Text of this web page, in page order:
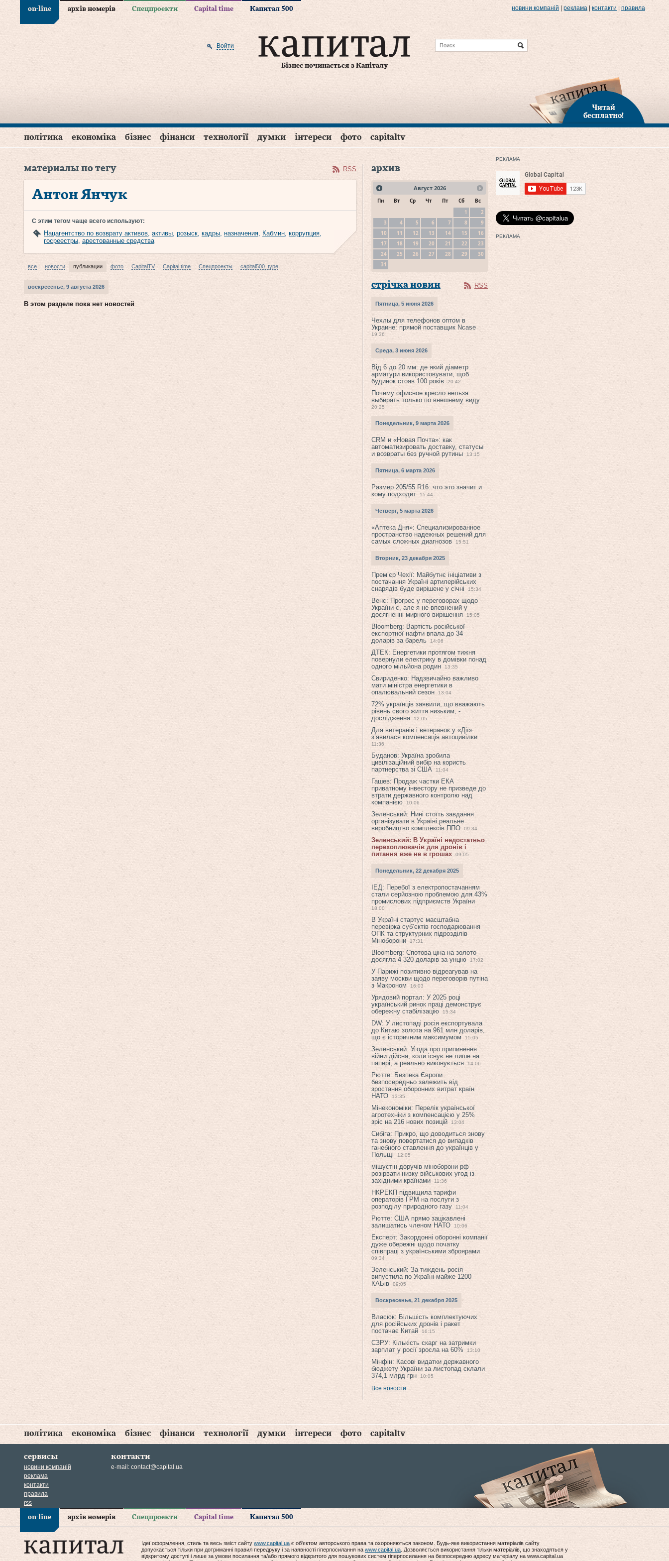
on-line архів номерів Спецпроекти Capital time Капитал 500 новини компаній реклама контакти правила
Бізнес починається з Капіталу
Войти
Читай
бесплатно!
політика економіка бізнес фінанси технології думки інтереси фото capitaltv
материалы по тегу RSS
Антон Янчук
С этим тегом чаще всего используют:
Нацагентство по возврату активов, активы, розыск, кадры, назначения, Кабмин, коррупция,
госреестры, арестованные средства
все новости публикации фото CapitalTV Capital time Спецпроекты capital500_type
воскресенье, 9 августа 2026
В этом разделе пока нет новостей
архив
Август 2026
Пн Вт Ср Чт Пт Сб
Вс
1
2
3
4 5 6 7 8
9
10
11 12 13 14 15
16
17
18 19 20 21 22
23
24
25 26 27 28 29
30
31
стрічка новин RSS
Пятница, 5 июня 2026
Чехлы для телефонов оптом в
Украине: прямой поставщик Ncase
19:36
Среда, 3 июня 2026
Від 6 до 20 мм: де який діаметр
арматури використовувати, щоб
будинок стояв 100 років
20:42
Почему офисное кресло нельзя
выбирать только по внешнему виду
20:25
Понедельник, 9 марта 2026
CRM и «Новая Почта»: как
автоматизировать доставку, статусы
и возвраты без ручной рутины
13:15
Пятница, 6 марта 2026
Размер 205/55 R16: что это значит и
кому подходит
15:44
Четверг, 5 марта 2026
«Аптека Дня»: Специализированное
пространство надежных решений для
самых сложных диагнозов
15:51
Вторник, 23 декабря 2025
Прем’єр Чехії: Майбутнє ініціативи з
постачання Україні артилерійських
снарядів буде вирішене у січні
15:34
Венс: Прогрес у переговорах щодо
України є, але я не впевнений у
досягненні мирного вирішення
15:05
Bloomberg: Вартість російської
експортної нафти впала до 34
доларів за барель
14:06
ДТЕК: Енергетики протягом тижня
повернули електрику в домівки понад
одного мільйона родин
13:35
Свириденко: Надзвичайно важливо
мати міністра енергетики в
опалювальний сезон
13:04
72% українців заявили, що вважають
рівень свого життя низьким, -
дослідження
12:05
Для ветеранів і ветеранок у «Дії»
з’явилася компенсація автоцивілки
11:36
Буданов: Україна зробила
цивілізаційний вибір на користь
партнерства зі США
11:04
Гашев: Продаж частки ЕКА
приватному інвестору не призведе до
втрати державного контролю над
компанією
10:06
Зеленський: Нині стоїть завдання
організувати в Україні реальне
виробництво комплексів ППО
09:34
Зеленський: В Україні недостатньо
перехоплювачів для дронів і
питання вже не в грошах
09:05
Понедельник, 22 декабря 2025
ІЕД: Перебої з електропостачанням
стали серйозною проблемою для 43%
промислових підприємств України
18:00
В Україні стартує масштабна
перевірка суб’єктів господарювання
ОПК та структурних підрозділів
Міноборони
17:31
Bloomberg: Спотова ціна на золото
досягла 4 320 доларів за унцію
17:02
У Парижі позитивно відреагував на
заяву москви щодо переговорів путіна
з Макроном
16:03
Урядовий портал: У 2025 році
український ринок праці демонструє
обережну стабілізацію
15:34
DW: У листопаді росія експортувала
до Китаю золота на 961 млн доларів,
що є історичним максимумом
15:05
Зеленський: Угода про припинення
війни дійсна, коли існує не лише на
папері, а реально виконується
14:06
Рютте: Безпека Європи
безпосередньо залежить від
зростання оборонних витрат країн
НАТО
13:35
Мінекономіки: Перелік української
агротехніки з компенсацією у 25%
зріс на 216 нових позицій
13:04
Сибіга: Прикро, що доводиться знову
та знову повертатися до випадків
ганебного ставлення до українців у
Польщі
12:05
мішустін доручів міноборони рф
розірвати низку військових угод із
західними країнами
11:36
НКРЕКП підвищила тарифи
операторів ГРМ на послуги з
розподілу природного газу
11:04
Рютте: США прямо зацікавлені
залишатись членом НАТО
10:06
Експерт: Закордонні оборонні компанії
дуже обережні щодо початку
співпраці з українськими зброярами
09:34
Зеленський: За тиждень росія
випустила по Україні майже 1200
КАБів
09:05
Воскресенье, 21 декабря 2025
Власюк: Більшість комплектуючих
для російських дронів і ракет
постачає Китай
16:15
СЗРУ: Кількість скарг на затримки
зарплат у росії зросла на 60%
13:10
Мінфін: Касові видатки державного
бюджету України за листопад склали
374,1 млрд грн
10:05
Все новости
РЕКЛАМА
РЕКЛАМА
політика економіка бізнес фінанси технології думки інтереси фото capitaltv
сервисы
новини компаній
реклама
контакти
правила
rss
контакти
e-mail: contact@capital.ua
on-line архів номерів Спецпроекти Capital time Капитал 500
Ідеї оформлення, стиль та весь зміст сайту www.capital.ua є об'єктом авторського права та охороняються законом. Будь-яке використання матеріалів сайту
допускається тільки при дотриманні правил передруку і за наявності гіперпосилання на www.capital.ua . Дозволяється використання тільки матеріалів, що знаходяться у
відкритому доступі і лише за умови посилання та/або прямого відкритого для пошукових систем гіперпосилання на безпосередню адресу матеріалу на www.capital.ua